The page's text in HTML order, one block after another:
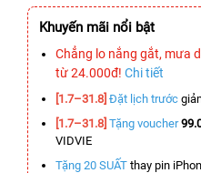
Khuyến mãi nổi bật
Chẳng lo nắng gắt, mưa
từ 24.000đ! Chi tiết
[1.7–31.8] Đặt lịch trước
[1.7–31.8] Tặng voucher
VIDVIE
Tặng 20 SUẤT thay pin